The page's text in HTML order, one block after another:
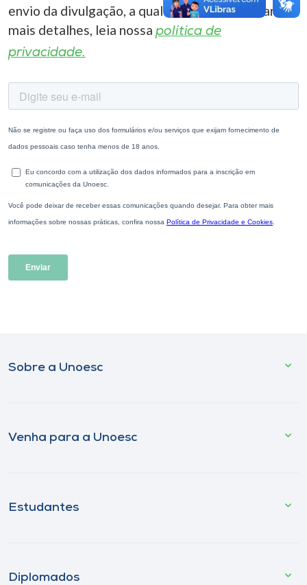
envio da divulgação, a qualquer momento. Para
mais detalhes, leia nossa política de
privacidade.
Sobre a Unoesc
Venha para a Unoesc
Estudantes
Diplomados